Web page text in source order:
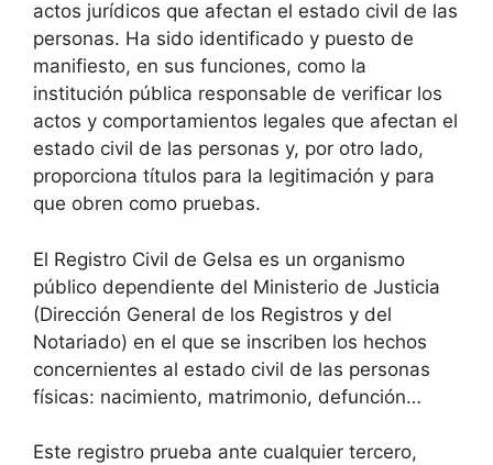
actos jurídicos que afectan el estado civil de las
personas. Ha sido identificado y puesto de
manifiesto, en sus funciones, como la
institución pública responsable de verificar los
actos y comportamientos legales que afectan el
estado civil de las personas y, por otro lado,
proporciona títulos para la legitimación y para
que obren como pruebas.
El Registro Civil de Gelsa es un organismo
público dependiente del Ministerio de Justicia
(Dirección General de los Registros y del
Notariado) en el que se inscriben los hechos
concernientes al estado civil de las personas
físicas: nacimiento, matrimonio, defunción…
Este registro prueba ante cualquier tercero,